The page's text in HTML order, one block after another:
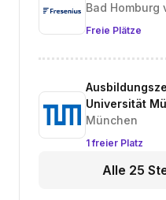
Bad Homburg
Freie Plätze
Universität
München
1 freier Platz
Alle 25